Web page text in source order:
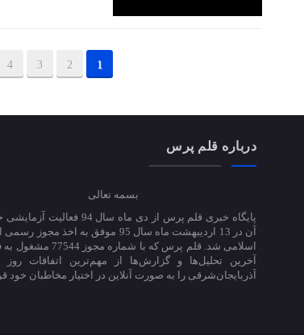
1
2
3
4
درباره قلم پرس
بسمه تعالی
پایگاه خبری قلم پرس از دی ماه
آن در 13 اردیبهشت ماه سال 95 موفق به
اسلامی شد. قلم پرس که
آخرین تحلیل‌ها و گزارش‌ها از مهم‌ترین اتفاقات
آذربایجان‌شرقی را به صورت آنلاین در اختیار مخاطبان خود